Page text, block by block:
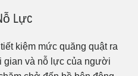
Lực
kiệm mức quăng quật ra
gian và nỗ lực của người